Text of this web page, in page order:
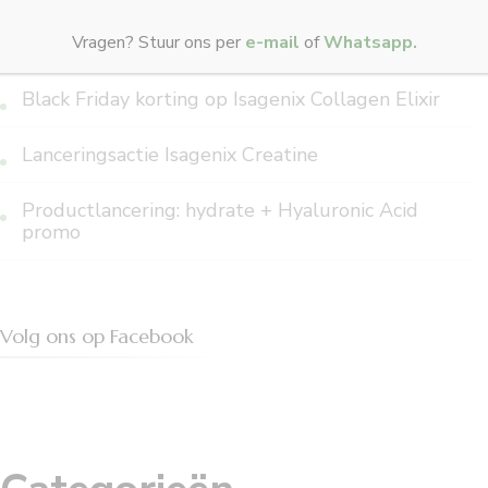
Nieuwjaarspromo Isagenix kerstmis 2025-2026
Black Friday korting op Isagenix Collagen Elixir
Lanceringsactie Isagenix Creatine
Productlancering: hydrate + Hyaluronic Acid
promo
Volg ons op Facebook
Vragen? Stuur ons per e-mail ofWhatsapp.